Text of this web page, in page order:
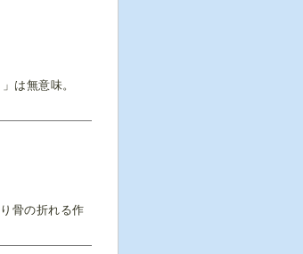
は無意味。
骨の折れる作